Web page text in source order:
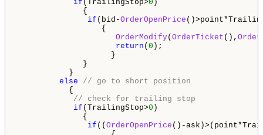
if (TrailingStop>0 )
{
if (bid-OrderOpenPrice
{
OrderModify( OrderTicket (),
return ( 0 );
}
}
}
else
// go to short position
{
// check for trailing stop
if (TrailingStop>0 )
{
if (( OrderOpenPrice ()-